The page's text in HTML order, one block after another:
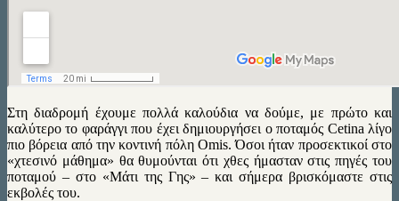
Στη διαδρομή έχουμε πολλά καλούδια να δούμε, με πρώτο και
καλύτερο το φαράγγι που έχει δημιουργήσει ο ποταμός Cetina λίγο
πιο βόρεια από την κοντινή πόλη Omis. Όσοι ήταν προσεκτικοί στο
«χτεσινό μάθημα» θα θυμούνται ότι χθες ήμασταν στις πηγές του
ποταμού – στο «Μάτι της Γης» – και σήμερα βρισκόμαστε στις
εκβολές του.